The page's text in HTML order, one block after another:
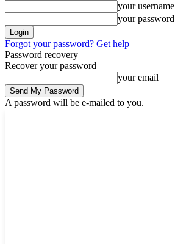
your username
your password
Forgot your password? Get help
Password recovery
Recover your password
your email
A password will be e-mailed to you.